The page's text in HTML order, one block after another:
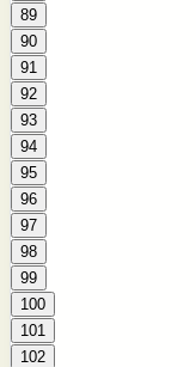
89
90
91
92
93
94
95
96
97
98
99
100
101
102